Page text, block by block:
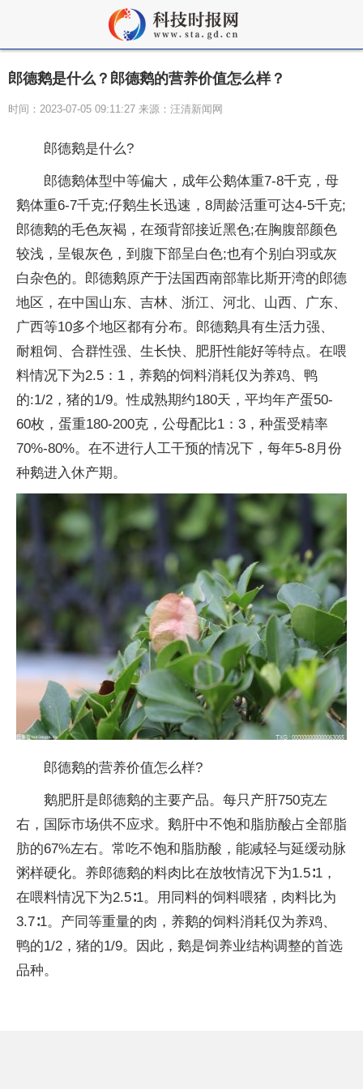
郎德鹅是什么？郎德鹅的营养价值怎么样？
时间：2023-07-05 09:11:27 来源：汪清新闻网
郎德鹅是什么?
郎德鹅体型中等偏大，成年公鹅体重7-8千克，母
鹅体重6-7千克;仔鹅生长迅速，8周龄活重可达4-5千克;
郎德鹅的毛色灰褐，在颈背部接近黑色;在胸腹部颜色
较浅，呈银灰色，到腹下部呈白色;也有个别白羽或灰
白杂色的。郎德鹅原产于法国西南部靠比斯开湾的郎德
地区，在中国山东、吉林、浙江、河北、山西、广东、
广西等10多个地区都有分布。郎德鹅具有生活力强、
耐粗饲、合群性强、生长快、肥肝性能好等特点。在喂
料情况下为2.5：1，养鹅的饲料消耗仅为养鸡、鸭
的:1/2，猪的1/9。性成熟期约180天， 平均年产蛋50-
60枚，蛋重180-200克，公母配比1：3，种蛋受精率
70%-80%。在不进行人工干预的情况下，每年5-8月份
种鹅进入休产期。
郎德鹅的营养价值怎么样?
鹅肥肝是郎德鹅的主要产品。每只产肝750克左
右，国际市场供不应求。鹅肝中不饱和脂肪酸占全部脂
肪的67%左右。常吃不饱和脂肪酸，能减轻与延缓动脉
粥样硬化。养郎德鹅的料肉比在放牧情况下为1.5∶1，
在喂料情况下为2.5∶1。用同料的饲料喂猪，肉料比为
3.7∶1。产同等重量的肉，养鹅的饲料消耗仅为养鸡、
鸭的1/2，猪的1/9。因此，鹅是饲养业结构调整的首选
品种。